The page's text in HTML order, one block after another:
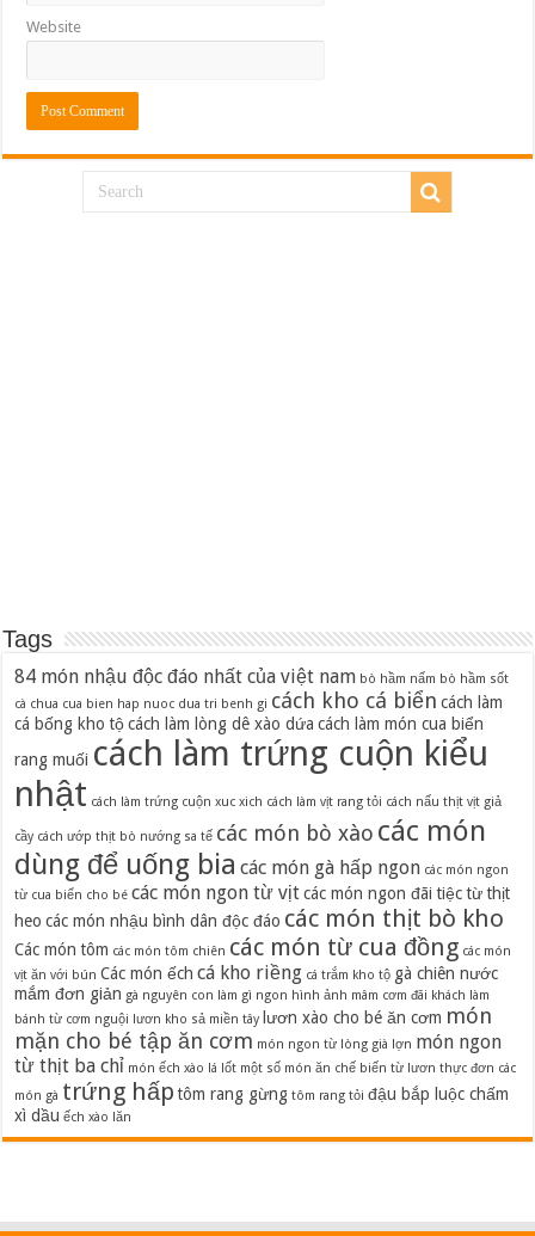
Website
Tags
84 món nhậu độc đáo nhất của việt nam bò hầm nấm bò hầm sốt
cà chua cua bien hap nuoc dua tri benh gi cách kho cá biển cách làm
cá bống kho tộ cách làm lòng dê xào dứa cách làm món cua biển
rang muối cách làm trứng cuộn kiểu
nhật cách làm trứng cuộn xuc xich cách làm vịt rang tỏi cách nấu thịt vịt giả
cầy cách ướp thịt bò nướng sa tế các món bò xào các món
dùng để uống bia các món gà hấp ngon các món ngon
từ cua biển cho bé các món ngon từ vịt các món ngon đãi tiệc từ thịt
heo các món nhậu bình dân độc đáo các món thịt bò kho
Các món tôm các món tôm chiên các món từ cua đồng các món
vịt ăn với bún Các món ếch cá kho riềng cá trắm kho tộ gà chiên nước
mắm đơn giản gà nguyên con làm gì ngon hình ảnh mâm cơm đãi khách làm
bánh từ cơm nguội lươn kho sả miền tây lươn xào cho bé ăn cơm món
mặn cho bé tập ăn cơm món ngon từ lòng già lợn món ngon
từ thịt ba chỉ món ếch xào lá lốt một số món ăn chế biến từ lươn thực đơn các
món gà trứng hấp tôm rang gừng tôm rang tỏi đậu bắp luộc chấm
xì dầu ếch xào lăn